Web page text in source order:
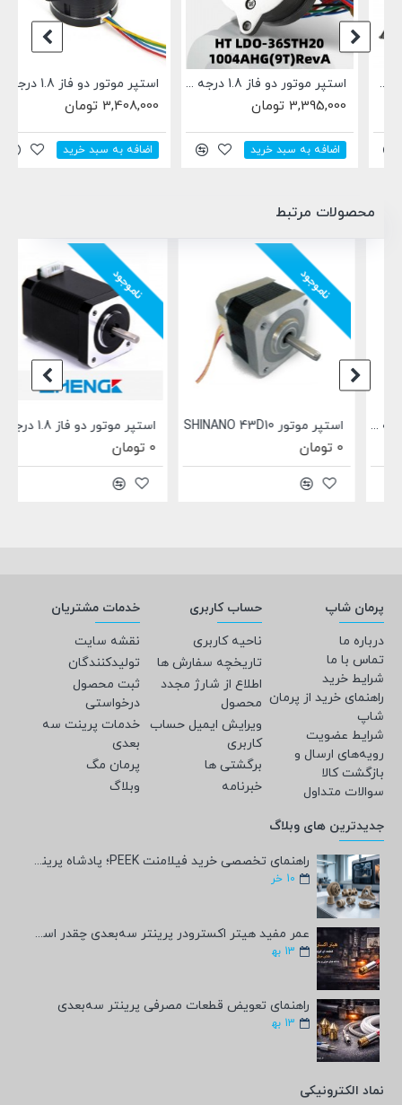
استپر موتور دو فاز 1.8 درجه LDO-36STH20-1004AHG(9T)
3,395,000 تومان
اضافه به سبد خرید
استپر موتور دو فاز 1.8 درجه LDO-36STH20-1004AHG(XH)
3,408,000 تومان
اضافه به سبد خرید
محصولات مرتبط
ناموجود
استپر موتور SHINANO 43D10
ناموجود
استپر موتور دو فاز 1.8 درجه ZHENG 4218HB4
پرمان شاپ
درباره ما
تماس با ما
شرایط خرید
راهنمای خرید از پرمان
شاپ
شرایط عضویت
رویه‌های ارسال و
بازگشت کالا
سوالات متداول
حساب کاربری
ناحیه کاربری
تاریخچه سفارش ها
اطلاع از شارژ مجدد
محصول
ویرایش ایمیل حساب
کاربری
برگشتی ها
خبرنامه
خدمات مشتریان
نقشه سایت
تولیدکنندگان
ثبت محصول
درخواستی
خدمات پرینت سه
بعدی
پرمان مگ
وبلاگ
جدیدترین های وبلاگ
راهنمای تخصصی خرید فیلامنت PEEK؛ پادشاه پرینت سه‌بعدی صنعتی و پزشکی + مشخصات فنی
10 خر
عمر مفید هیتر اکسترودر پرینتر سه‌بعدی چقدر است؟
13 به‍
راهنمای تعویض قطعات مصرفی پرینتر سه‌بعدی
13 به‍
نماد الکترونیکی